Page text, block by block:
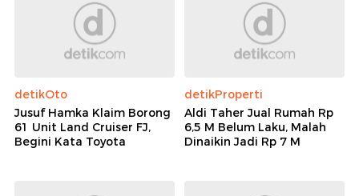
detikOto
Jusuf Hamka Klaim Borong
61 Unit Land Cruiser FJ,
Begini Kata Toyota
detikProperti
Aldi Taher Jual Rumah Rp
6,5 M Belum Laku, Malah
Dinaikin Jadi Rp 7 M